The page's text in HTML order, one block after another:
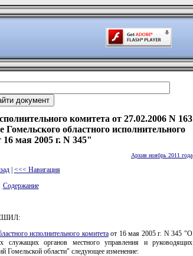
комитета от 27.02.2006 N 163
областного исполнительного
16 мая 2005 г. N 345"
Архив ноябрь 2011 года
| <<< Навигация
Содержание
исполнительного комитетаот 16 мая 2005 г. N 345 "О
служащих органов местного управления и руководящих
Гомельской области" следующее изменение: